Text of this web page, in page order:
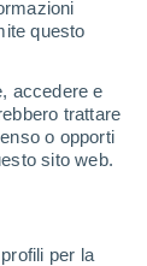
questo
accedere e
trattare
o opporti
sito web.
per la